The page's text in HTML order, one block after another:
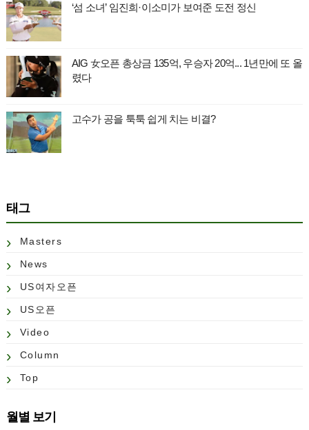
‘섬 소녀’ 임진희·이소미가 보여준 도전 정신
AIG 女오픈 총상금 135억, 우승자 20억... 1년만에 또 올
렸다
고수가 공을 툭툭 쉽게 치는 비결?
태그
Masters
News
US여자오픈
US오픈
Video
Column
Top
월별 보기